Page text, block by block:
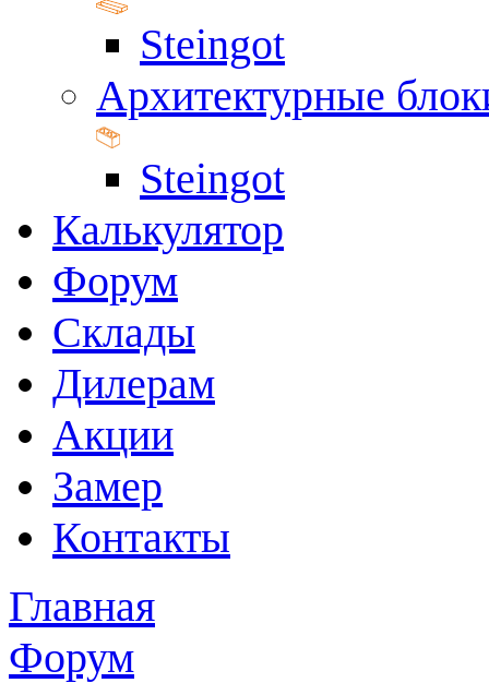
Steingot
Архитектурные
Steingot
Калькулятор
Форум
Склады
Дилерам
Акции
Замер
Контакты
Главная
Форум